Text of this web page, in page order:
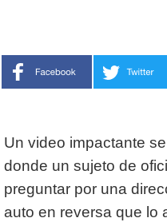
Un video impactante
donde un sujeto de
preguntar por una
auto en reversa que lo